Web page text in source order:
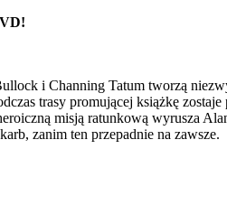
i Channing Tatum tworzą
trasy promującej książkę
misją ratunkową wyrusza
zanim ten przepadnie na zawsze.